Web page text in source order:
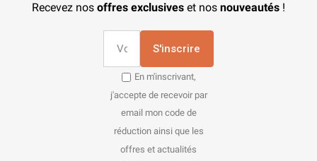
Recevez nos offres exclusives et nos nouveautés !
S'inscrire
En m'inscrivant,
j'accepte de recevoir par
email mon code de
réduction ainsi que les
offres et actualités